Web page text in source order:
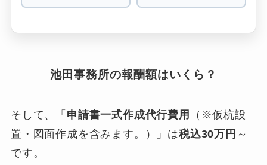
池田事務所の報酬額はいくら？
そして、「 申請書一式作成代行費用
（※仮杭設
置・図面作成を含みます。）」は税込30万円 ～
です。